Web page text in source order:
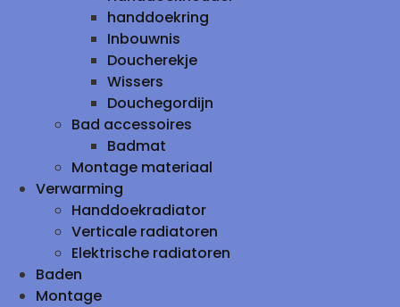
handdoekring
Inbouwnis
Doucherekje
Wissers
Douchegordijn
Bad accessoires
Badmat
Montage materiaal
Verwarming
Handdoekradiator
Verticale radiatoren
Elektrische radiatoren
Baden
Montage